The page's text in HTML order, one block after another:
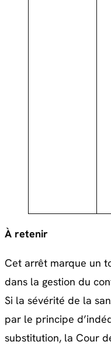
À retenir
Cet arrêt marque un
dans la gestion du
Si la sévérité de la
par le principe
substitution, la Cour